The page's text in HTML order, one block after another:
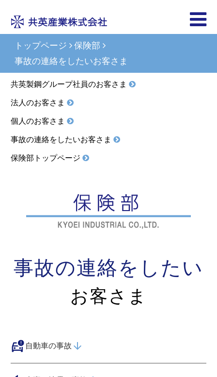
トップページ
保険部
事故の連絡をしたいお客さま
共英製鋼グループ社員のお客さま
法人のお客さま
個人のお客さま
事故の連絡をしたいお客さま
保険部トップページ
事故の連絡をしたい
お客さま
自動車の事故